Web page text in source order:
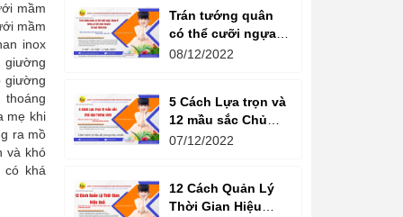
mầm
mầm
inox
giường
giường
mẹ khi
ra mồ
và khó
có khá
amusement parks
Trán tướng quân
có thể cưỡi ngựa,
Bụng tể tướng có
08/12/2022
5 Cách Lựa trọn và
12 mầu sắc Chủ
đạo Tương sinh
năng lượng
07/12/2022
12 Cách Quản Lý
Thời Gian Hiệu